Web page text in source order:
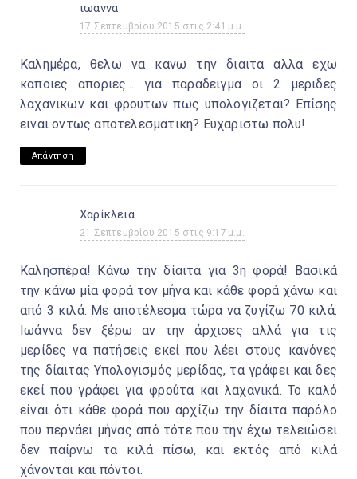
ιωαννα
17 Σεπτεμβρίου 2015 στις 2:41 μ.μ.
Καλημέρα, θελω να κανω την διαιτα αλλα εχω
καποιες αποριες... για παραδειγμα οι 2 μεριδες
λαχανικων και φρουτων πως υπολογιζεται? Επίσης
ειναι οντως αποτελεσματικη? Ευχαριστω πολυ!
Απάντηση
Χαρίκλεια
21 Σεπτεμβρίου 2015 στις 9:17 μ.μ.
Καλησπέρα! Κάνω την δίαιτα για 3η φορά! Βασικά
την κάνω μία φορά τον μήνα και κάθε φορά χάνω και
από 3 κιλά. Με αποτέλεσμα τώρα να ζυγίζω 70 κιλά.
Ιωάννα δεν ξέρω αν την άρχισες αλλά για τις
μερίδες να πατήσεις εκεί που λέει στους κανόνες
της δίαιτας Υπολογισμός μερίδας, τα γράφει και δες
εκεί που γράφει για φρούτα και λαχανικά. Το καλό
είναι ότι κάθε φορά που αρχίζω την δίαιτα παρόλο
που περνάει μήνας από τότε που την έχω τελειώσει
δεν παίρνω τα κιλά πίσω, και εκτός από κιλά
χάνονται και πόντοι.